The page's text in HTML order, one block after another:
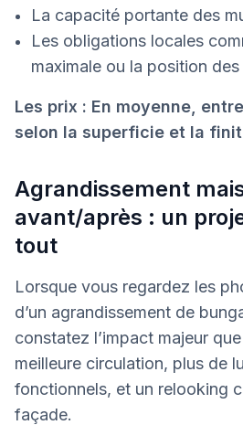
La capacité portante des
Les obligations locales
maximale ou la position des
Les prix : En moyenne,
selon la superficie et la
Agrandissement
avant/après : un
tout
Lorsque vous regardez les
d’un agrandissement de
constatez l’impact majeur
meilleure circulation, plus de
fonctionnels, et un relooking
façade.